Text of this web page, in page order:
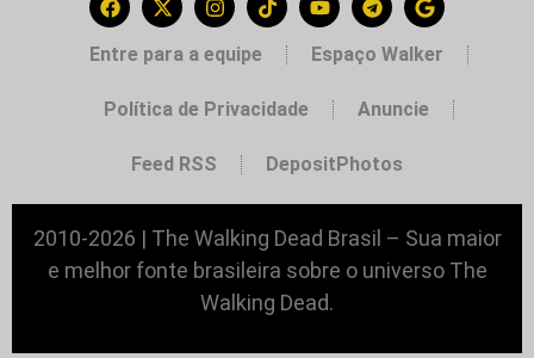
Entre para a equipe Espaço Walker
Política de Privacidade Anuncie
Feed RSS DepositPhotos
2010-2026 | The Walking Dead Brasil – Sua maior
e melhor fonte brasileira sobre o universo The
Walking Dead.